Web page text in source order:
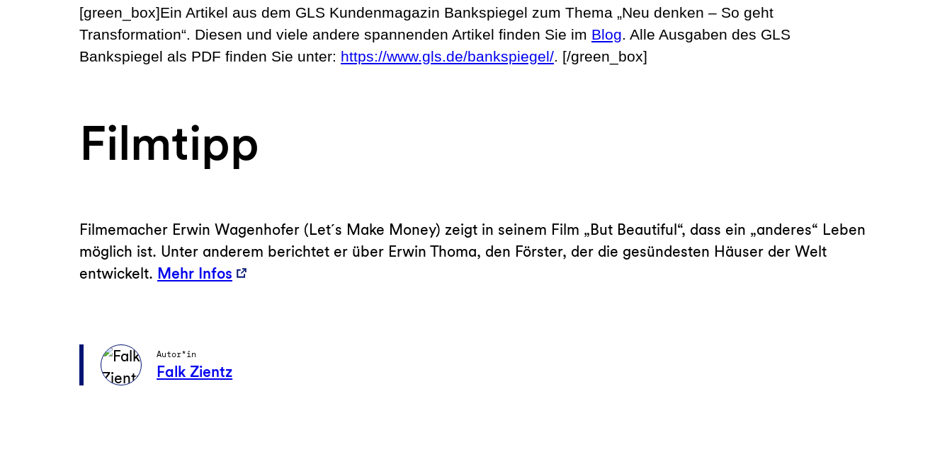
[green_box]Ein Artikel aus dem GLS Kundenmagazin Bankspiegel zum Thema „Neu denken – So geht
Transformation“. Diesen und viele andere spannenden Artikel finden Sie im Blog. Alle Ausgaben des GLS
Bankspiegel als PDF finden Sie unter: https://www.gls.de/bankspiegel/. [/green_box]
Filmtipp
Filmemacher Erwin Wagenhofer (Let´s Make Money) zeigt in seinem Film „But Beautiful“, dass ein „anderes“ Leben
möglich ist. Unter anderem berichtet er über Erwin Thoma, den Förster, der die gesündesten Häuser der Welt
entwickelt. Mehr Infos
Autor*in
Falk Zientz